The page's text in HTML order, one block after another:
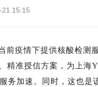
21 15:15
疫情下提供核酸检测
精准授信方案，为上
务加速。同时，这也是